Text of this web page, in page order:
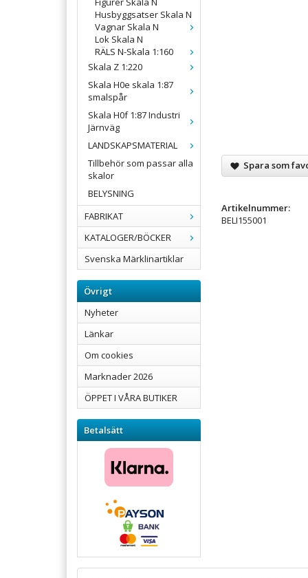
Husbyggsatser Skala N
Vagnar Skala N
Lok Skala N
RÄLS N-Skala 1:160
Skala Z 1:220
Skala H0e skala 1:87
smalspår
Skala H0f 1:87 Industri
Järnväg
LANDSKAPSMATERIAL
Tillbehör som passar alla
skalor
BELYSNING
FABRIKAT
KATALOGER/BÖCKER
Svenska Märklinartiklar
Övrigt
Nyheter
Länkar
Om cookies
Marknader 2026
ÖPPET I VÅRA BUTIKER
Betalsätt
Spara som
Artikelnummer:
BELI155001